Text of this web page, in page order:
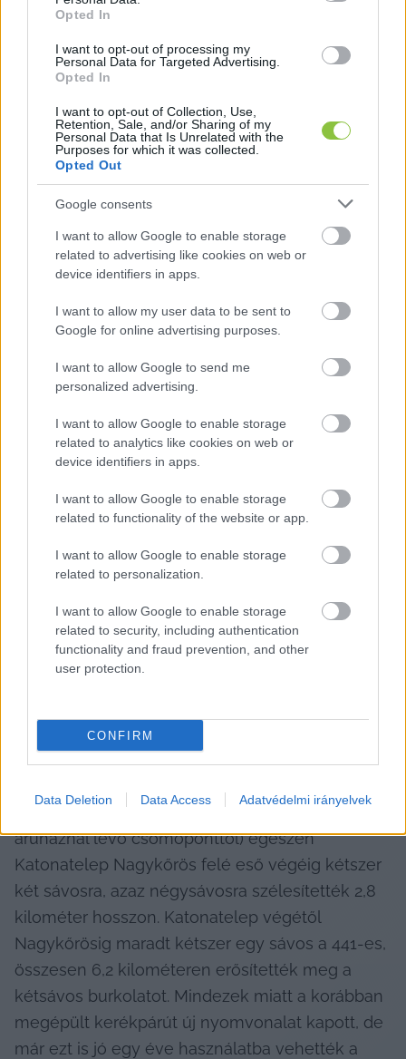
Opted In
I want to opt-out of processing my
Personal Data for Targeted Advertising.
Opted In
I want to opt-out of Collection, Use,
Retention, Sale, and/or Sharing of my
Personal Data that Is Unrelated with the
Purposes for which it was collected.
Opted Out
Google consents
I want to allow Google to enable storage
related to advertising like cookies on web or
device identifiers in apps.
I want to allow my user data to be sent to
Google for online advertising purposes.
I want to allow Google to send me
personalized advertising.
I want to allow Google to enable storage
related to analytics like cookies on web or
device identifiers in apps.
I want to allow Google to enable storage
related to functionality of the website or app.
I want to allow Google to enable storage
related to personalization.
I want to allow Google to enable storage
related to security, including authentication
functionality and fraud prevention, and other
user protection.
CONFIRM
Data Deletion Data Access Adatvédelmi irányelvek
A Magyar Kerékpárosklub Kecskeméti Területi Szervezete egy
szilveszteri túra keretében járt először a Nagykőrös – Cegléd
közötti kerékpárúton / Fotó: Csajbók János
HIRDETÉS
A kerékpárút a Versenyképes Közép-
keretén belül az Európai Unió Európai
Strukturális és Beruházási Alapok 1,153 milliárd
forintos, 100 százalékos támogatásával valósult
meg. A projekt illeszkedett a Pest Megyei
Területfejlesztési Program valamennyi
Kecskemét-Katonatelepről már jó ideje volt
főutat a 445-ös északi elkerülőtől (a Metro
áruháznál lévő csomóponttól) egészen
Katonatelep Nagykőrös felé eső végéig kétszer
két sávosra, azaz négysávosra szélesítették 2,8
kilométer hosszon. Katonatelep végétől
Nagykőrösig maradt kétszer egy sávos a 441-es,
összesen 6,2 kilométeren erősítették meg a
kétsávos burkolatot. Mindezek miatt a korábban
megépült kerékpárút új nyomvonalat kapott, de
már ezt is jó egy éve használatba vehették a